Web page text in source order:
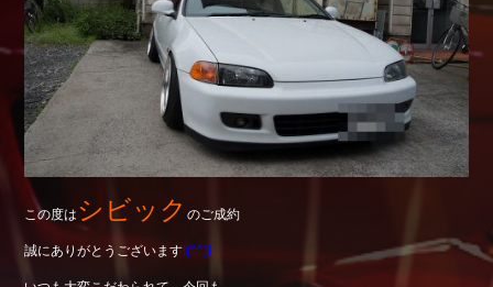
Shop info.
店舗紹介
Company
会社概要
この度は シビックのご成約
誠にありがとうございます!(^^)!